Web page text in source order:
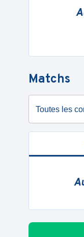
Matchs
Toutes les